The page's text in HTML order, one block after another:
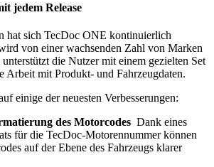
jedem Release
hat sich TecDoc ONE kontinuierlich
von einer wachsenden Zahl von Marken
die Nutzer mit einem gezielten Set
Arbeit mit Produkt- und Fahrzeugdaten.
einige der neuesten Verbesserungen:
des Motorcodes Dank eines
für die TecDoc-Motorennummer können
auf der Ebene des Fahrzeugs klarer